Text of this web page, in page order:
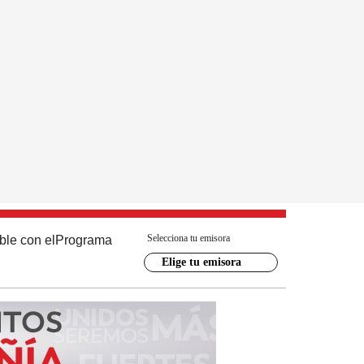
con el Programa Selecciona tu emisora
Elige tu emisora